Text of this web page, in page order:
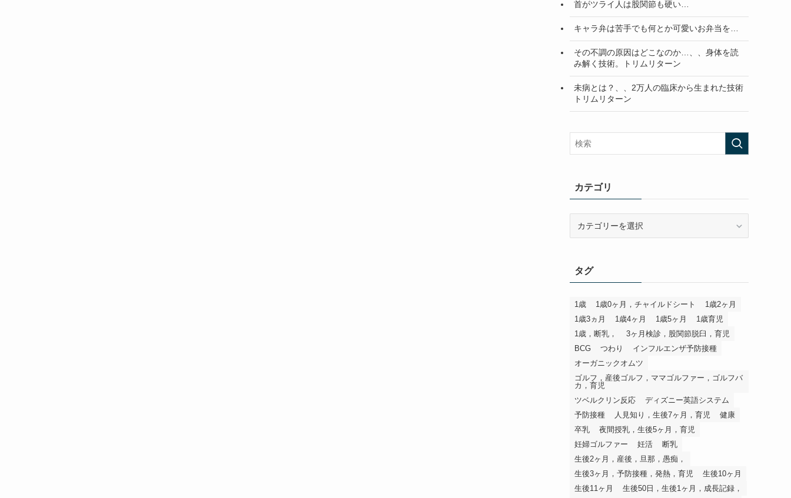
首がツライ人は股関節も硬い…
キャラ弁は苦手でも何とか可愛いお弁当を…
その不調の原因はどこなのか…、、身体を読
み解く技術。トリムリターン
未病とは？、、2万人の臨床から生まれた技術
トリムリターン
カテゴリ
タグ
1歳 1歳0ヶ月，チャイルドシート
1歳2ヶ月
1歳3ヵ月
1歳4ヶ月 1歳5ヶ月
1歳育児
1歳，断乳，
3ヶ月検診，股関節脱臼，育児
BCG
つわり
インフルエンザ予防接種
オーガニックオムツ
ゴルフ，産後ゴルフ，ママゴルファー，ゴルフバ
カ，育児
ツベルクリン反応
ディズニー英語システム
予防接種
人見知り，生後7ヶ月，育児
健康
卒乳
夜間授乳，生後5ヶ月，育児
妊婦ゴルファー
妊活
断乳
生後2ヶ月，産後，旦那，愚痴，
生後3ヶ月，予防接種，発熱，育児
生後10ヶ月
生後11ヶ月
生後50日，生後1ヶ月，成長記録，